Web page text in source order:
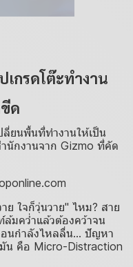
กรดโต๊ะทำงาน
ด
ลี่ยนพื้นที่ทำงานให้เป็น
นักงานจาก Gizmo ที่คัด
ย ใจก็วุ่นวาย" ไหม? สาย
มคว่ำแล้วต้องคว้าจน
นกำลังไหลลื่น... ปัญหา
น คือ Micro-Distraction